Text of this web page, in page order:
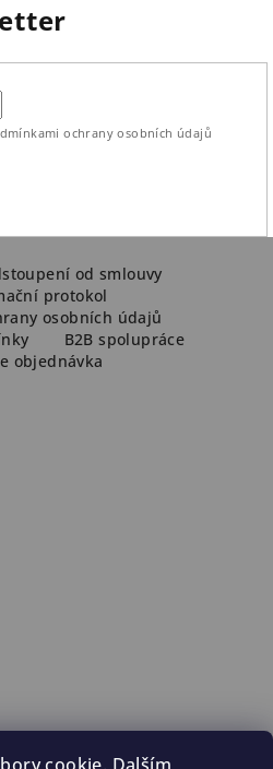
ochrany osobních údajů
od smlouvy
protokol
osobních údajů
B2B spolupráce
objednávka